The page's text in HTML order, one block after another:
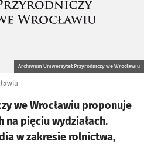
Archiwum Uniwersytet Przyrodniczy we Wrocławiu
we Wrocławiu proponuje
na pięciu wydziałach.
w zakresie rolnictwa,